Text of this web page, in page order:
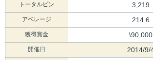
トータルピン 3,219
アベレージ 214.6
獲得賞金 \90,000
開催日 2014/9/